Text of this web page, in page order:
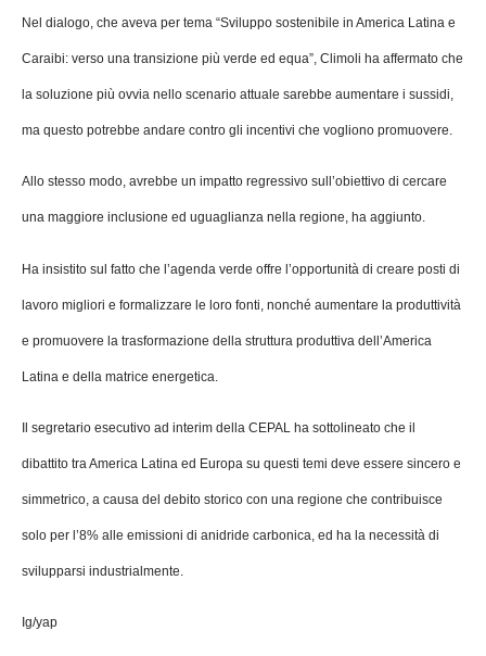
Nel dialogo, che aveva per tema “Sviluppo sostenibile in America Latina e
Caraibi: verso una transizione più verde ed equa”, Climoli ha affermato che
la soluzione più ovvia nello scenario attuale sarebbe aumentare i sussidi,
ma questo potrebbe andare contro gli incentivi che vogliono promuovere.
Allo stesso modo, avrebbe un impatto regressivo sull’obiettivo di cercare
una maggiore inclusione ed uguaglianza nella regione, ha aggiunto.
Ha insistito sul fatto che l’agenda verde offre l’opportunità di creare posti di
lavoro migliori e formalizzare le loro fonti, nonché aumentare la produttività
e promuovere la trasformazione della struttura produttiva dell’America
Latina e della matrice energetica.
Il segretario esecutivo ad interim della CEPAL ha sottolineato che il
dibattito tra America Latina ed Europa su questi temi deve essere sincero e
simmetrico, a causa del debito storico con una regione che contribuisce
solo per l’8% alle emissioni di anidride carbonica, ed ha la necessità di
svilupparsi industrialmente.
Ig/yap